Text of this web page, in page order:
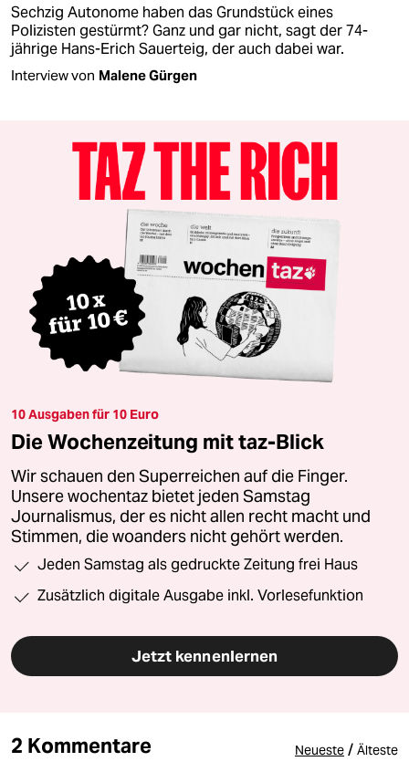
Sechzig Autonome haben das Grundstück eines
Polizisten gestürmt? Ganz und gar nicht, sagt der 74-
jährige Hans-Erich Sauerteig, der auch dabei war.
Interview von Malene Gürgen
10 Ausgaben für 10 Euro
Die Wochenzeitung mit taz-Blick
Wir schauen den Superreichen auf die Finger.
Unsere wochentaz bietet jeden Samstag
Journalismus, der es nicht allen recht macht und
Stimmen, die woanders nicht gehört werden.
Jeden Samstag als gedruckte Zeitung frei Haus
Zusätzlich digitale Ausgabe inkl. Vorlesefunktion
Jetzt kennenlernen
2 Kommentare Neueste / Älteste